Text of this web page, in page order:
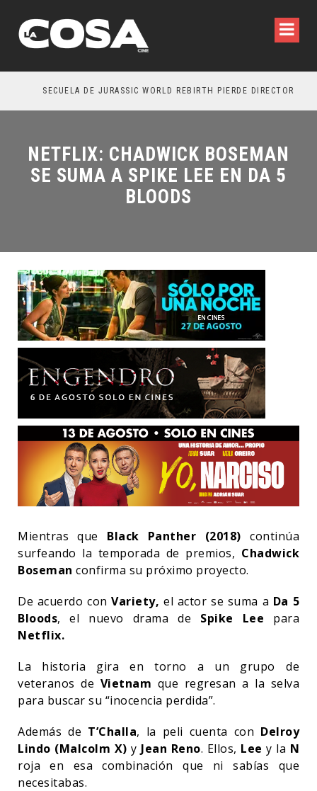
SECUELA DE JURASSIC WORLD REBIRTH PIERDE DIRECTOR
NETFLIX: CHADWICK BOSEMAN
SE SUMA A SPIKE LEE EN DA 5
BLOODS
Mientras que Black Panther (2018) continúa
surfeando la temporada de premios, Chadwick
Boseman confirma su próximo proyecto.
De acuerdo conVariety, el actor se suma a Da 5
Bloods, el nuevo drama de Spike Lee para
Netflix.
La historia gira en torno a un grupo de
veteranos de Vietnam que regresan a la selva
para buscar su “inocencia perdida”.
Además de T’Challa, la peli cuenta con Delroy
Lindo (Malcolm X) y Jean Reno. Ellos, Lee y la N
roja en esa combinación que ni sabías que
necesitabas.